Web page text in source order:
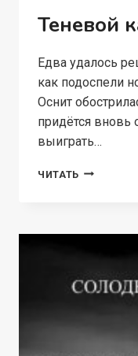
Теневой
Едва удалось
как подоспели
Оснит
придётся вновь
выиграть…
ЧИТАТЬ ТЕНЕВОЙ